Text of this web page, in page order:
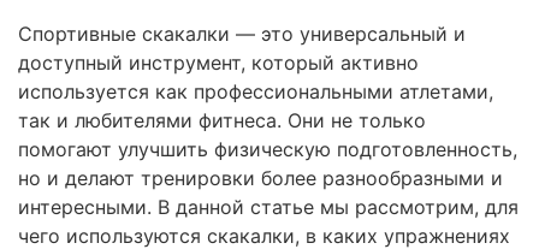
Спортивные скакалки — это универсальный и
доступный инструмент, который активно
используется как профессиональными атлетами,
так и любителями фитнеса. Они не только
помогают улучшить физическую подготовленность,
но и делают тренировки более разнообразными и
интересными. В данной статье мы рассмотрим, для
чего используются скакалки, в каких упражнениях